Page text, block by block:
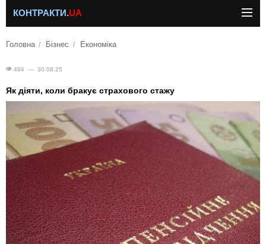
КОНТРАКТИ.UA
Головна Бізнес Економіка
484 — 30.08.25
Як діяти, коли бракує страхового стажу